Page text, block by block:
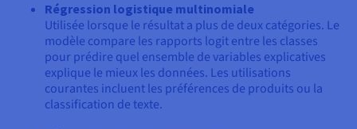
Régression logistique multinomiale
Utilisée lorsque le résultat a plus de deux catégories. Le
modèle compare les rapports logit entre les classes
pour prédire quel ensemble de variables explicatives
explique le mieux les données. Les utilisations
courantes incluent les préférences de produits ou la
classification de texte.